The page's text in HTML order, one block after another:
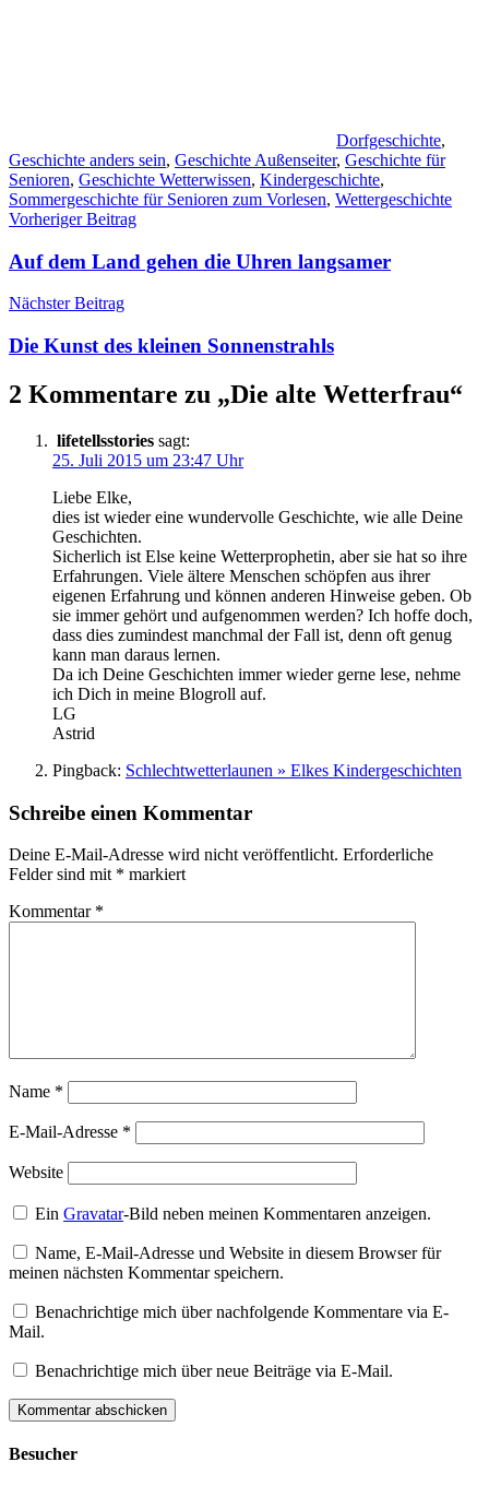
Dorfgeschichte,
Geschichte anders sein, Geschichte Außenseiter, Geschichte für
Senioren, Geschichte Wetterwissen, Kindergeschichte,
Sommergeschichte für Senioren zum Vorlesen, Wettergeschichte
Beitragsnavigation
Vorheriger Beitrag
Auf dem Land gehen die Uhren langsamer
Nächster Beitrag
Die Kunst des kleinen Sonnenstrahls
2 Kommentare zu „Die alte Wetterfrau“
lifetellsstories sagt:
25. Juli 2015 um 23:47 Uhr
Liebe Elke,
dies ist wieder eine wundervolle Geschichte, wie alle Deine
Geschichten.
Sicherlich ist Else keine Wetterprophetin, aber sie hat so ihre
Erfahrungen. Viele ältere Menschen schöpfen aus ihrer
eigenen Erfahrung und können anderen Hinweise geben. Ob
sie immer gehört und aufgenommen werden? Ich hoffe doch,
dass dies zumindest manchmal der Fall ist, denn oft genug
kann man daraus lernen.
Da ich Deine Geschichten immer wieder gerne lese, nehme
ich Dich in meine Blogroll auf.
LG
Astrid
Pingback: Schlechtwetterlaunen » Elkes Kindergeschichten
Schreibe einen Kommentar
Deine E-Mail-Adresse wird nicht veröffentlicht. Erforderliche
Felder sind mit * markiert
Kommentar *
Name *
E-Mail-Adresse *
Website
EinGravatar-Bild neben meinen Kommentaren anzeigen.
Name, E-Mail-Adresse und Website in diesem Browser für
meinen nächsten Kommentar speichern.
Benachrichtige mich über nachfolgende Kommentare via E-
Mail.
Benachrichtige mich über neue Beiträge via E-Mail.
Besucher